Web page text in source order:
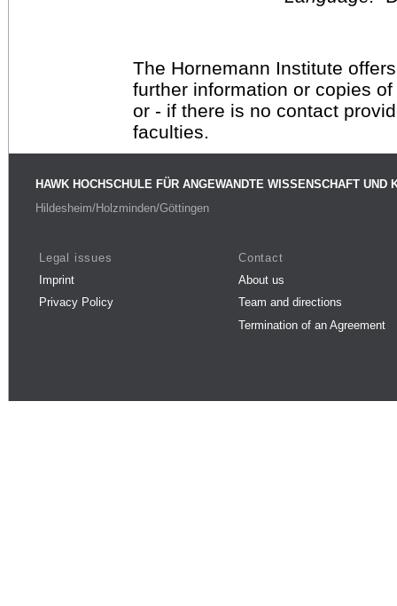
The Hornemann Institute
further information or copies
or - if there is no contact
faculties.
HAWK HOCHSCHULE FÜR ANGEWANDTE WISSENSCHAFT UND
Hildesheim/Holzminden/Göttingen
Legal issues
Imprint
Privacy Policy
Contact
About us
Team and directions
Termination of an Agreement